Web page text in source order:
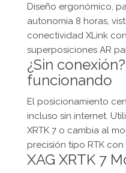
Diseño ergonómico,
autonomía 8 horas,
conectividad XLink
superposiciones AR
¿Sin
funcionando
El posicionamiento
incluso sin internet.
XRTK 7 o cambia al
precisión tipo RTK
XAG XRTK 7